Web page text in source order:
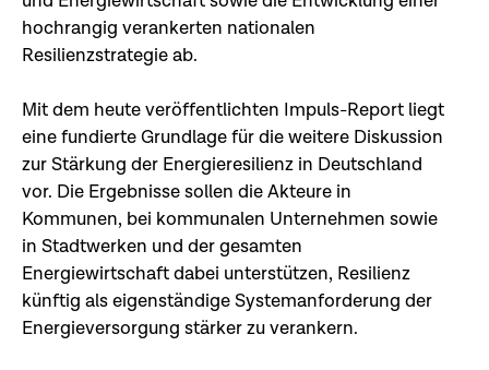
hochrangig verankerten nationalen
Resilienzstrategie ab.
Mit dem heute veröffentlichten Impuls-Report liegt
eine fundierte Grundlage für die weitere Diskussion
zur Stärkung der Energieresilienz in Deutschland
vor. Die Ergebnisse sollen die Akteure in
Kommunen, bei kommunalen Unternehmen sowie
in Stadtwerken und der gesamten
Energiewirtschaft dabei unterstützen, Resilienz
künftig als eigenständige Systemanforderung der
Energieversorgung stärker zu verankern.